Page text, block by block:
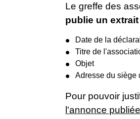
Le greffe des
publie un
Date de la
Titre de
Objet
Adresse du siège
Pour pouvoir
l'annonce